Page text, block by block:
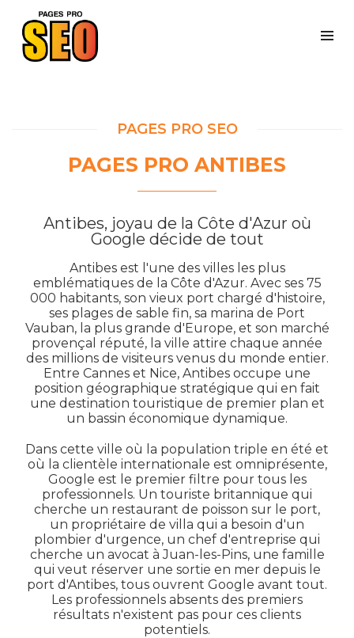
PAGES PRO SEO
PAGES PRO ANTIBES
Antibes, joyau de la Côte d'Azur où
Google décide de tout
Antibes est l'une des villes les plus
emblématiques de la Côte d'Azur. Avec ses 75
000 habitants, son vieux port chargé d'histoire,
ses plages de sable fin, sa marina de Port
Vauban, la plus grande d'Europe, et son marché
provençal réputé, la ville attire chaque année
des millions de visiteurs venus du monde entier.
Entre Cannes et Nice, Antibes occupe une
position géographique stratégique qui en fait
une destination touristique de premier plan et
un bassin économique dynamique.
Dans cette ville où la population triple en été et
où la clientèle internationale est omniprésente,
Google est le premier filtre pour tous les
professionnels. Un touriste britannique qui
cherche un restaurant de poisson sur le port,
un propriétaire de villa qui a besoin d'un
plombier d'urgence, un chef d'entreprise qui
cherche un avocat à Juan-les-Pins, une famille
qui veut réserver une sortie en mer depuis le
port d'Antibes, tous ouvrent Google avant tout.
Les professionnels absents des premiers
résultats n'existent pas pour ces clients
potentiels.